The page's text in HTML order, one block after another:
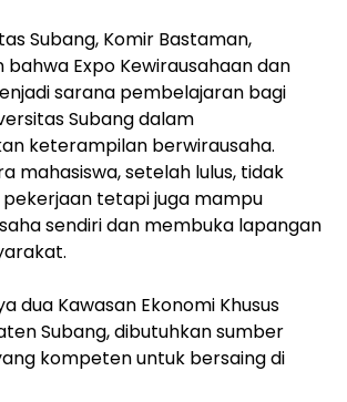
Subang, Komir Bastaman,
Expo Kewirausahaan dan
sarana pembelajaran bagi
Subang dalam
keterampilan berwirausaha.
mahasiswa, setelah lulus, tidak
tetapi juga mampu
sendiri dan membuka lapangan
dua Kawasan Ekonomi Khusus
Subang, dibutuhkan sumber
kompeten untuk bersaing di